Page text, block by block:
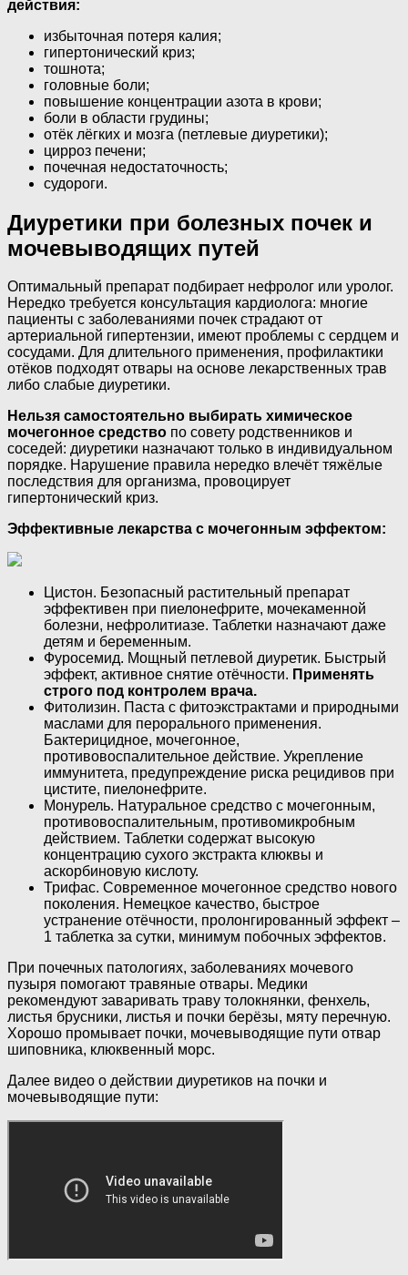
действия:
избыточная потеря калия;
гипертонический криз;
тошнота;
головные боли;
повышение концентрации азота в крови;
боли в области грудины;
отёк лёгких и мозга (петлевые диуретики);
цирроз печени;
почечная недостаточность;
судороги.
Диуретики при болезных почек и
мочевыводящих путей
Оптимальный препарат подбирает нефролог или уролог.
Нередко требуется консультация кардиолога: многие
пациенты с заболеваниями почек страдают от
артериальной гипертензии, имеют проблемы с сердцем и
сосудами. Для длительного применения, профилактики
отёков подходят отвары на основе лекарственных трав
либо слабые диуретики.
Нельзя самостоятельно выбирать химическое
мочегонное средство по совету родственников и
соседей: диуретики назначают только в индивидуальном
порядке. Нарушение правила нередко влечёт тяжёлые
последствия для организма, провоцирует
гипертонический криз.
Эффективные лекарства с мочегонным эффектом:
Цистон. Безопасный растительный препарат
эффективен при пиелонефрите, мочекаменной
болезни, нефролитиазе. Таблетки назначают даже
детям и беременным.
Фуросемид. Мощный петлевой диуретик. Быстрый
эффект, активное снятие отёчности. Применять
строго под контролем врача.
Фитолизин. Паста с фитоэкстрактами и природными
маслами для перорального применения.
Бактерицидное, мочегонное,
противовоспалительное действие. Укрепление
иммунитета, предупреждение риска рецидивов при
цистите, пиелонефрите.
Монурель. Натуральное средство с мочегонным,
противовоспалительным, противомикробным
действием. Таблетки содержат высокую
концентрацию сухого экстракта клюквы и
аскорбиновую кислоту.
Трифас. Современное мочегонное средство нового
поколения. Немецкое качество, быстрое
устранение отёчности, пролонгированный эффект –
1 таблетка за сутки, минимум побочных эффектов.
При почечных патологиях, заболеваниях мочевого
пузыря помогают травяные отвары. Медики
рекомендуют заваривать траву толокнянки, фенхель,
листья брусники, листья и почки берёзы, мяту перечную.
Хорошо промывает почки, мочевыводящие пути отвар
шиповника, клюквенный морс.
Далее видео о действии диуретиков на почки и
мочевыводящие пути: